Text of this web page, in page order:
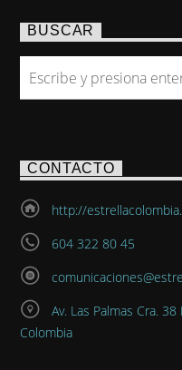
BUSCAR
CONTACTO
http://
604 322 80 45
Av. Las Palmas Cra.
Colombia